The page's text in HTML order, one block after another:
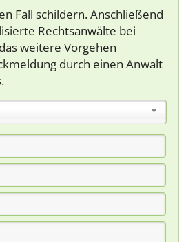
Fall schildern. Anschließend
Rechtsanwälte bei
weitere Vorgehen
durch einen Anwalt